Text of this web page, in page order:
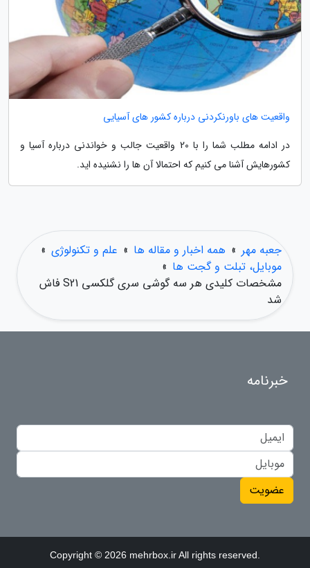
واقعیت های باورنکردنی درباره کشور های آسیایی
در ادامه مطلب شما را با 20 واقعیت جالب و خواندنی درباره آسیا و
کشورهایش آشنا می کنیم که احتمالا آن ها را نشنیده اید.
جعبه مهر » همه اخبار و مقاله ها » علم و تکنولوژی »
موبایل، تبلت و گجت ها »
مشخصات کلیدی هر سه گوشی سری گلکسی S21 فاش
شد
خبرنامه
عضویت
Copyright © 2026 mehrbox.ir All rights reserved.